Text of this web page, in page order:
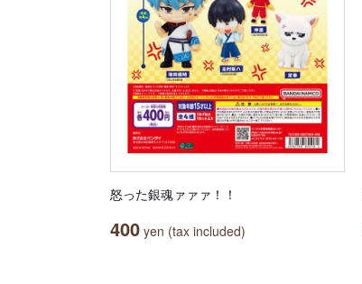
怒った銀魂ァァァ！！
400 yen (tax included)